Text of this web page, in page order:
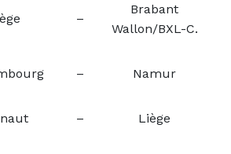
–
Brabant
Wallon/BXL-C.
– Namur
– Liège